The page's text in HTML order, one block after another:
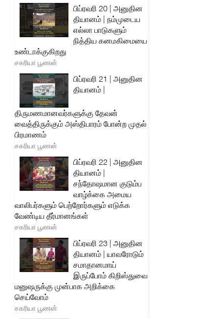
பிப்ரவரி 20 | அனுதின
தியானம் | நம்முடைய
எல்லா பாடுகளும்
நித்திய கனமகிமையை
உண்டாக்குகிறது
சகரியா பூணன்
பிப்ரவரி 21 | அனுதின
தியானம் |
திருமணமானவர்களுக்கு தேவன்
வைத்திருக்கும் அஸ்திபாரம் போன்ற முதல்
பிரமாணம்
சகரியா பூணன்
பிப்ரவரி 22 | அனுதின
தியானம் |
சந்தோஷமான குடும்ப
வாழ்க்கை அமைய
வாலிபர்களும் பெற்றோர்களும் எடுக்க
வேண்டிய தீர்மானங்கள்
சகரியா பூணன்
பிப்ரவரி 23 | அனுதின
தியானம் | யாவரோடும்
சமாதானமாய்
இருப்போம் கிறிஸ்துவை
மனுஷருக்கு முன்பாக அறிக்கை
செய்வோம்
சகரியா பூணன்